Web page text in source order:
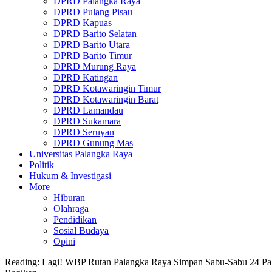
DPRD Pulang Pisau
DPRD Kapuas
DPRD Barito Selatan
DPRD Barito Utara
DPRD Barito Timur
DPRD Murung Raya
DPRD Katingan
DPRD Kotawaringin Timur
DPRD Kotawaringin Barat
DPRD Lamandau
DPRD Sukamara
DPRD Seruyan
DPRD Gunung Mas
Universitas Palangka Raya
Politik
Hukum & Investigasi
More
Hiburan
Olahraga
Pendidikan
Sosial Budaya
Opini
Reading: Lagi! WBP Rutan Palangka Raya Simpan Sabu-Sabu 24